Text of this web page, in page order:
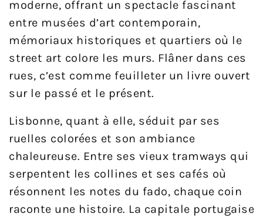
moderne, offrant un spectacle fascinant
entre musées d’art contemporain,
mémoriaux historiques et quartiers où le
street art colore les murs. Flâner dans ces
rues, c’est comme feuilleter un livre ouvert
sur le passé et le présent.
Lisbonne, quant à elle, séduit par ses
ruelles colorées et son ambiance
chaleureuse. Entre ses vieux tramways qui
serpentent les collines et ses cafés où
résonnent les notes du fado, chaque coin
raconte une histoire. La capitale portugaise